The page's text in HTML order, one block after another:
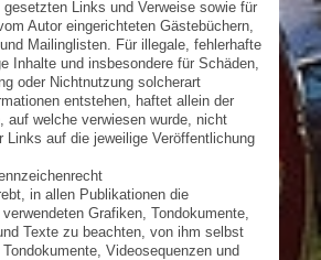
gesetzten Links und Verweise sowie für
Autor eingerichteten Gästebüchern,
Mailinglisten. Für illegale, fehlerhafte
Inhalte und insbesondere für Schäden,
oder Nichtnutzung solcherart
entstehen, haftet allein der
auf welche verwiesen wurde, nicht
Links auf die jeweilige Veröffentlichung
in allen Publikationen die
Grafiken, Tondokumente,
Texte zu beachten, von ihm selbst
Videosequenzen und